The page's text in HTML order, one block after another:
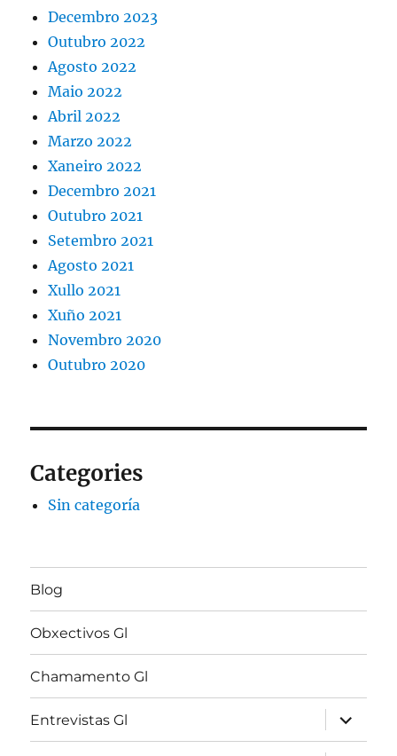
Decembro 2023
Outubro 2022
Agosto 2022
Maio 2022
Abril 2022
Marzo 2022
Xaneiro 2022
Decembro 2021
Outubro 2021
Setembro 2021
Agosto 2021
Xullo 2021
Xuño 2021
Novembro 2020
Outubro 2020
Categories
Sin categoría
Blog
Obxectivos Gl
Chamamento Gl
Entrevistas Gl
expandir
menú
fillo